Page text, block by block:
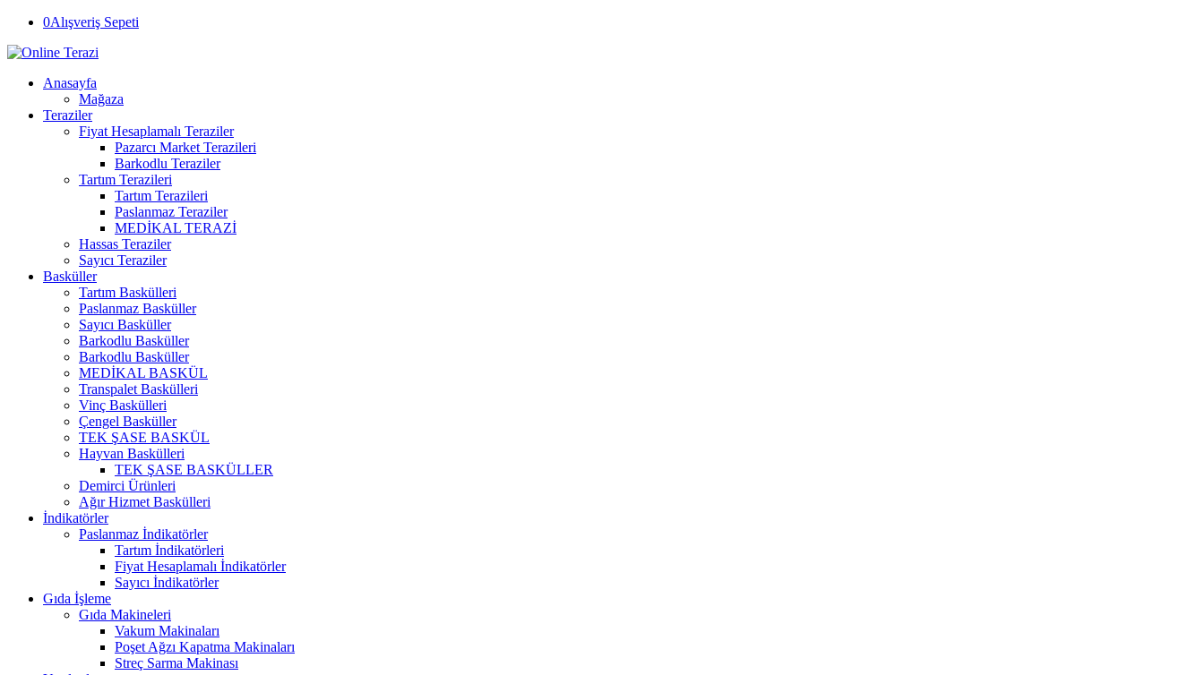
0Alışveriş Sepeti
Anasayfa
Mağaza
Teraziler
Fiyat Hesaplamalı Teraziler
Pazarcı Market Terazileri
Barkodlu Teraziler
Tartım Terazileri
Tartım Terazileri
Paslanmaz Teraziler
MEDİKAL TERAZİ
Hassas Teraziler
Sayıcı Teraziler
Basküller
Tartım Baskülleri
Paslanmaz Basküller
Sayıcı Basküller
Barkodlu Basküller
Barkodlu Basküller
MEDİKAL BASKÜL
Transpalet Baskülleri
Vinç Baskülleri
Çengel Basküller
TEK ŞASE BASKÜL
Hayvan Baskülleri
TEK ŞASE BASKÜLLER
Demirci Ürünleri
Ağır Hizmet Baskülleri
İndikatörler
Paslanmaz İndikatörler
Tartım İndikatörleri
Fiyat Hesaplamalı İndikatörler
Sayıcı İndikatörler
Gıda İşleme
Gıda Makineleri
Vakum Makinaları
Poşet Ağzı Kapatma Makinaları
Streç Sarma Makinası